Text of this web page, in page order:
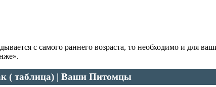
с самого раннего возраста, то необходимо и для
( таблица) | Ваши Питомцы